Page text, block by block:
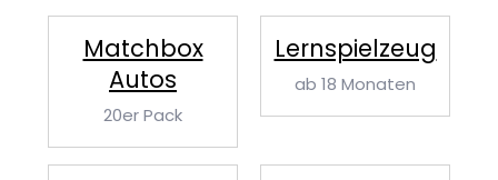
Matchbox
Autos
20er Pack
Lernspielzeug
ab 18 Monaten